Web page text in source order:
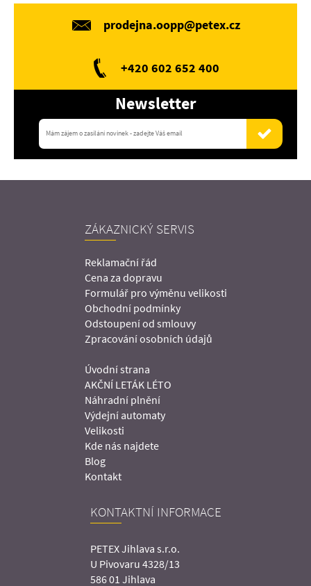
prodejna.oopp@petex.cz
+420 602 652 400
Newsletter
ZÁKAZNICKÝ SERVIS
Reklamační řád
Cena za dopravu
Formulář pro výměnu velikosti
Obchodní podmínky
Odstoupení od smlouvy
Zpracování osobních údajů
Úvodní strana
AKČNÍ LETÁK LÉTO
Náhradní plnění
Výdejní automaty
Velikosti
Kde nás najdete
Blog
Kontakt
KONTAKTNÍ INFORMACE
PETEX Jihlava s.r.o.
U Pivovaru 4328/13
586 01 Jihlava